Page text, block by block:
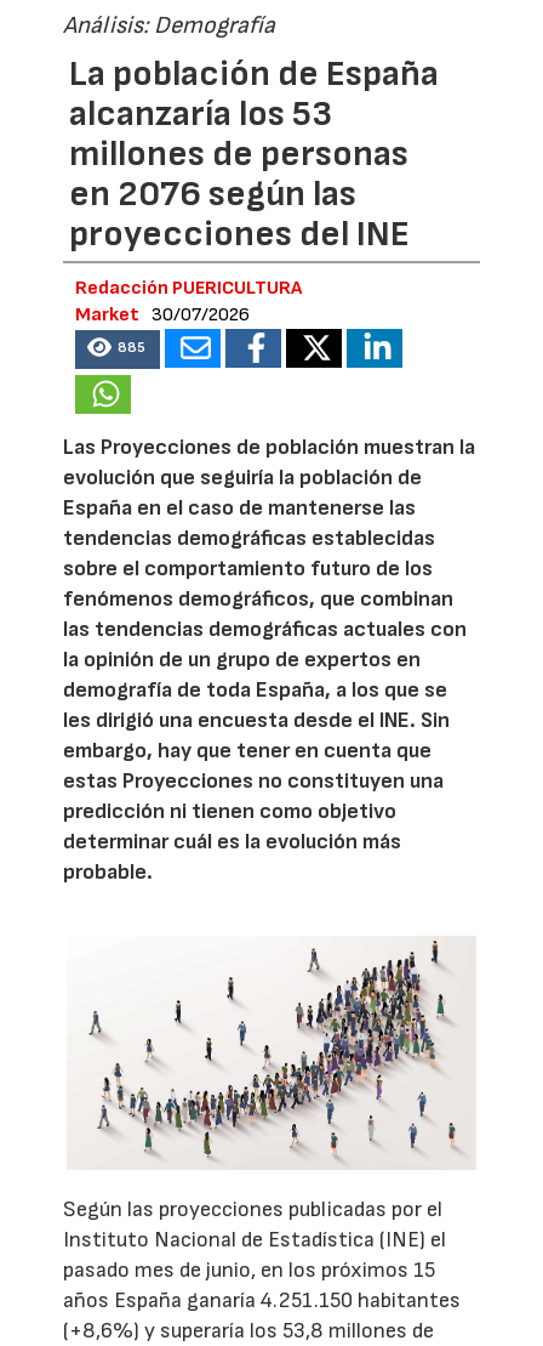
Análisis: Demografía
La población de España
alcanzaría los 53
millones de personas
en 2076 según las
proyecciones del INE
Redacción PUERICULTURA
Market
30/07/2026
885
Las Proyecciones de población muestran la
evolución que seguiría la población de
España en el caso de mantenerse las
tendencias demográficas establecidas
sobre el comportamiento futuro de los
fenómenos demográficos, que combinan
las tendencias demográficas actuales con
la opinión de un grupo de expertos en
demografía de toda España, a los que se
les dirigió una encuesta desde el INE. Sin
embargo, hay que tener en cuenta que
estas Proyecciones no constituyen una
predicción ni tienen como objetivo
determinar cuál es la evolución más
probable.
Según las proyecciones publicadas por el
Instituto Nacional de Estadística (INE) el
pasado mes de junio, en los próximos 15
años España ganaría 4.251.150 habitantes
(+8,6%) y superaría los 53,8 millones de